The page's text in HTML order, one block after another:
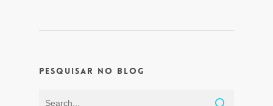
Pesquisar no Blog